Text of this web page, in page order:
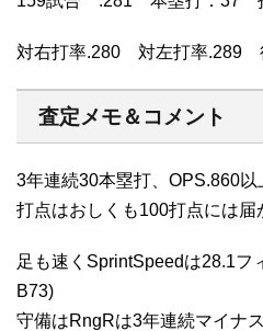
対右打率.280 対左打率.289
査定メモ＆コメント
3年連続30本塁打、OPS.860以
打点はおしくも100打点には届
足も速くSprintSpeedは28.1フ
B73)
守備はRngRは3年連続マイナ